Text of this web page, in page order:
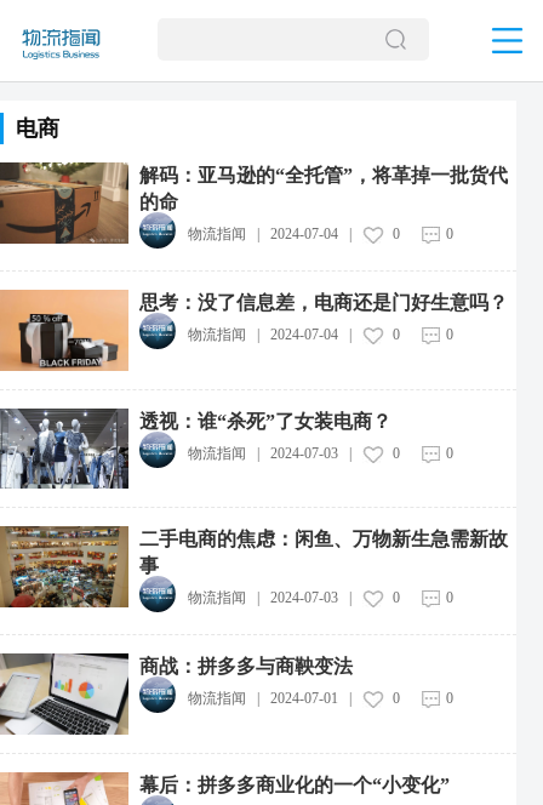
电商
解码：亚马逊的“全托管”，将革掉一批货代
的命
物流指闻 2024-07-04| 0 0
思考：没了信息差，电商还是门好生意吗？
物流指闻 2024-07-04| 0 0
透视：谁“杀死”了女装电商？
物流指闻 | 2024-07-03| 0 0
二手电商的焦虑：闲鱼、万物新生急需新故
事
物流指闻 2024-07-03| 0 0
商战：拼多多与商鞅变法
物流指闻 2024-07-01 0 0
幕后：拼多多商业化的一个“小变化”